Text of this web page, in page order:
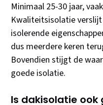
Minimaal 25-30 jaar,
Kwaliteitsisolatie
isolerende
dus meerdere keren
Bovendien stijgt de
goede isolatie.
Is dakisolatie ook